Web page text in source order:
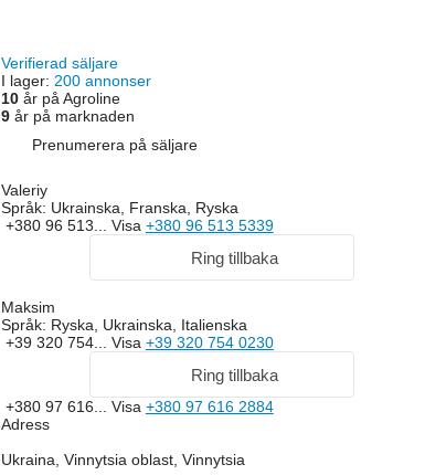
Verifierad säljare
I lager: 200 annonser
10år på Agroline
9år på marknaden
Prenumerera på säljare
Valeriy
Språk: Ukrainska, Franska, Ryska
+380 96 513... Visa +380 96 513 5339
Ring tillbaka
Maksim
Språk: Ryska, Ukrainska, Italienska
+39 320 754... Visa +39 320 754 0230
Ring tillbaka
+380 97 616... Visa +380 97 616 2884
Adress
Ukraina, Vinnytsia oblast, Vinnytsia